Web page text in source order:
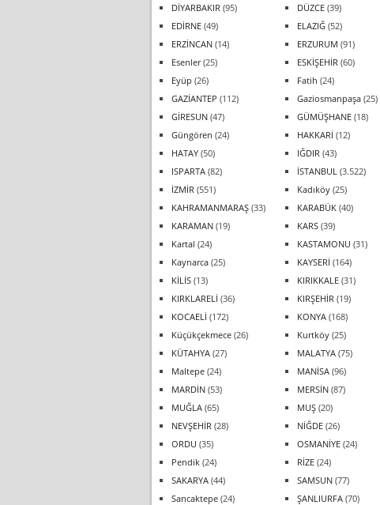
DİYARBAKIR (95) DÜZCE (39)
EDİRNE (49) ELAZIĞ (52)
ERZİNCAN (14) ERZURUM (91)
Esenler(25) ESKİŞEHİR (60)
Eyüp (26) Fatih (24)
GAZİANTEP (112) Gaziosmanpaşa (25)
GİRESUN (47) GÜMÜŞHANE (18)
Güngören (24) HAKKARİ (12)
HATAY (50) IĞDIR (43)
ISPARTA (82) İSTANBUL (3.522)
İZMİR (551) Kadıköy (25)
KAHRAMANMARAŞ (33) KARABÜK (40)
KARAMAN (19) KARS (39)
Kartal (24) KASTAMONU (31)
Kaynarca (25) KAYSERİ (164)
KİLİS (13) KIRIKKALE (31)
KIRKLARELİ (36) KIRŞEHİR (19)
KOCAELİ (172) KONYA (168)
Küçükçekmece (26) Kurtköy (25)
KÜTAHYA (27) MALATYA (75)
Maltepe (24) MANİSA (96)
MARDİN (53) MERSİN (87)
MUĞLA (65) MUŞ (20)
NEVŞEHİR (28) NİĞDE (26)
ORDU (35) OSMANİYE (24)
Pendik (24) RİZE (24)
SAKARYA (44) SAMSUN (77)
Sancaktepe (24) ŞANLIURFA (70)